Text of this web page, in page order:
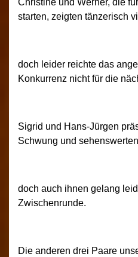
Christine und Werner, die
starten, zeigten tänzerisch
doch leider reichte das
Konkurrenz nicht für die
Sigrid und Hans-Jürgen
Schwung und
doch auch ihnen gelang
Zwischenrunde.
Die anderen drei Paare